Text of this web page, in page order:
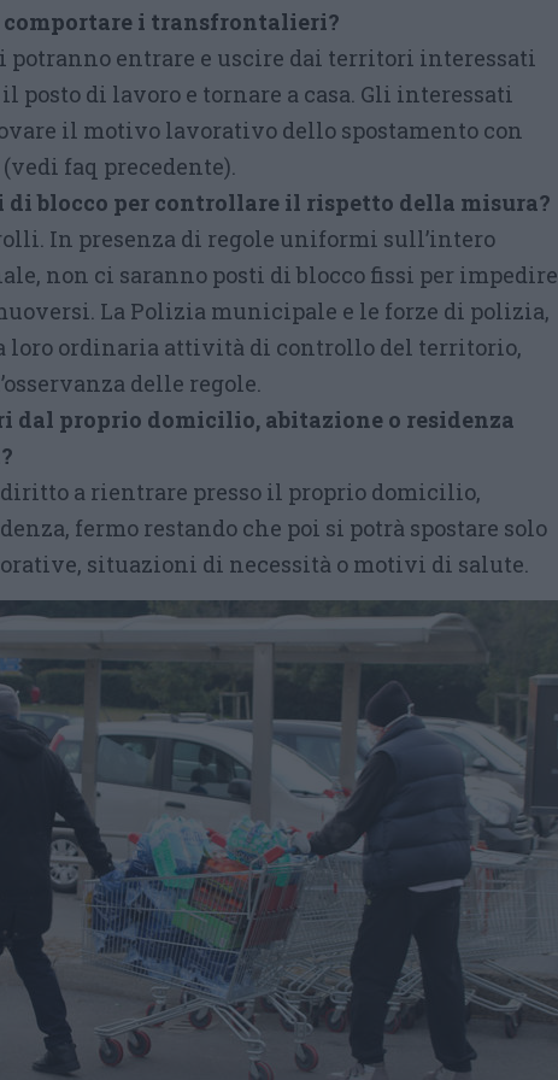
comportare i transfrontalieri?
entrare e uscire dai territori interessati
posto di lavoro e tornare a casa. Gli interessati
il motivo lavorativo dello spostamento con
faq precedente).
di blocco per controllare il rispetto della misura?
In presenza di regole uniformi sull’intero
non ci saranno posti di blocco fissi per impedire
La Polizia municipale e le forze di polizia,
loro ordinaria attività di controllo del territorio,
delle regole.
dal proprio domicilio, abitazione o residenza
a rientrare presso il proprio domicilio,
fermo restando che poi si potrà spostare solo
situazioni di necessità o motivi di salute.